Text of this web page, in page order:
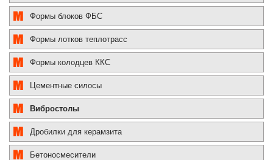
Формы блоков ФБС
Формы лотков теплотрасс
Формы колодцев ККС
Цементные силосы
Вибростолы
Дробилки для керамзита
Бетоносмесители